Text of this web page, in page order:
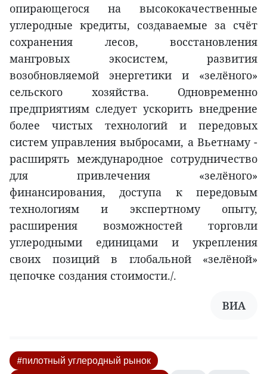
опирающегося на высококачественные
углеродные кредиты, создаваемые за счёт
сохранения лесов, восстановления
мангровых экосистем, развития
возобновляемой энергетики и «зелёного»
сельского хозяйства. Одновременно
предприятиям следует ускорить внедрение
более чистых технологий и передовых
систем управления выбросами, а Вьетнаму -
расширять международное сотрудничество
для привлечения «зелёного»
финансирования, доступа к передовым
технологиям и экспертному опыту,
расширения возможностей торговли
углеродными единицами и укрепления
своих позиций в глобальной «зелёной»
цепочке создания стоимости./.
ВИА
#пилотный углеродный рынок